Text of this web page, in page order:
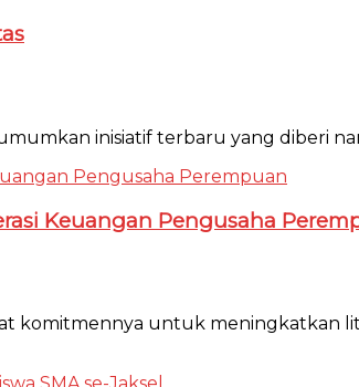
inisiatif terbaru yang diberi
Keuangan Pengusaha
komitmennya untuk meningkatkan